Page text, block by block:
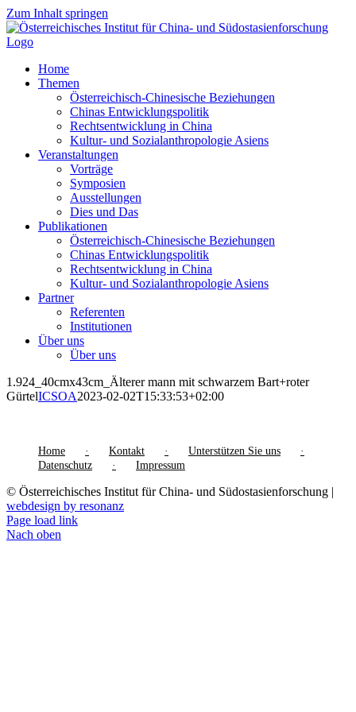
Zum Inhalt springen
Home
Themen
Österreichisch-Chinesische Beziehungen
Chinas Entwicklungspolitik
Rechtsentwicklung in China
Kultur- und Sozialanthropologie Asiens
Veranstaltungen
Vorträge
Symposien
Ausstellungen
Dies und Das
Publikationen
Österreichisch-Chinesische Beziehungen
Chinas Entwicklungspolitik
Rechtsentwicklung in China
Kultur- und Sozialanthropologie Asiens
Partner
Referenten
Institutionen
Über uns
Über uns
1.924_40cmx43cm_Älterer mann mit schwarzem Bart+roter
GürtelICSOA2023-02-02T15:33:53+02:00
Home Kontakt
Unterstützen Sie uns
Datenschutz
Impressum
© Österreichisches Institut für China- und Südostasienforschung |
webdesign by resonanz
Page load link
Nach oben